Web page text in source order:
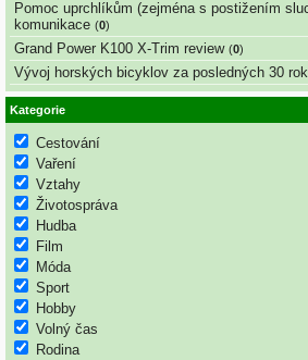
Pomoc uprchlíkům (zejména s postižením
komunikace (0)
Grand Power K100 X-Trim review (0)
Vývoj horských bicyklov za posledných 30
Kategorie
Cestování
Vaření
Vztahy
Životospráva
Hudba
Film
Móda
Sport
Hobby
Volný čas
Rodina